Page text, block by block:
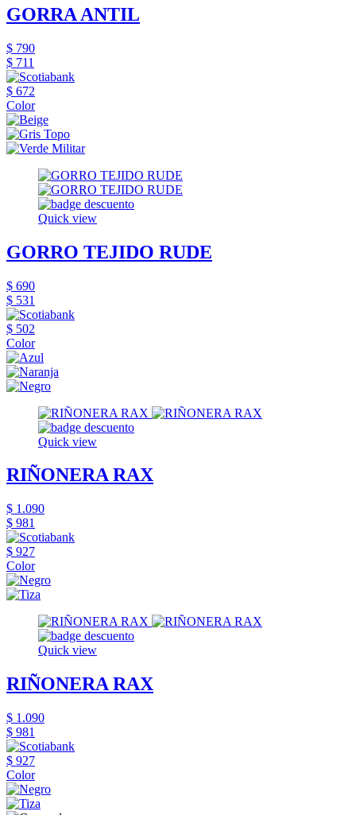
GORRA ANTIL
$ 790
$ 711
$ 672
Color
Quick view
GORRO TEJIDO RUDE
$ 690
$ 531
$ 502
Color
Quick view
RIÑONERA RAX
$ 1.090
$ 981
$ 927
Color
Quick view
RIÑONERA RAX
$ 1.090
$ 981
$ 927
Color